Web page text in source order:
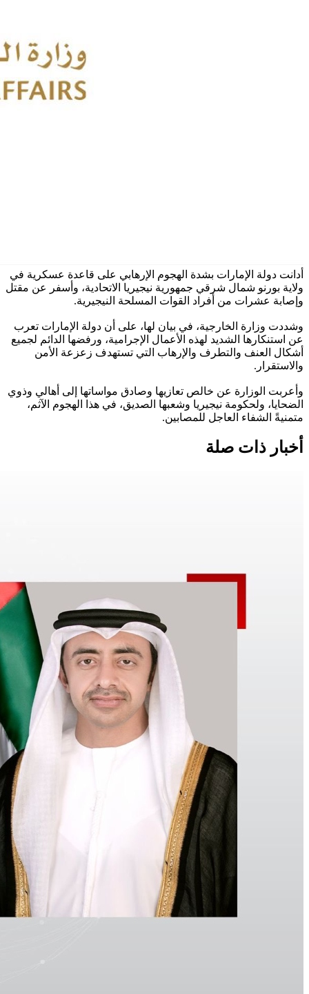
أدانت دولة الإمارات بشدة الهجوم الإرهابي على قاعدة عسكرية في
ولاية بورنو شمال شرقي جمهورية نيجيريا الاتحادية، وأسفر عن مقتل
وإصابة عشرات من أفراد القوات المسلحة النيجيرية.
وشددت وزارة الخارجية، في بيان لها، على أن دولة الإمارات تعرب
عن استنكارها الشديد لهذه الأعمال الإجرامية، ورفضها الدائم لجميع
أشكال العنف والتطرف والإرهاب التي تستهدف زعزعة الأمن
والاستقرار.
وأعربت الوزارة عن خالص تعازيها وصادق مواساتها إلى أهالي وذوي
الضحايا، ولحكومة نيجيريا وشعبها الصديق، في هذا الهجوم الآثم،
متمنيةً الشفاء العاجل للمصابين.
أخبار ذات صلة